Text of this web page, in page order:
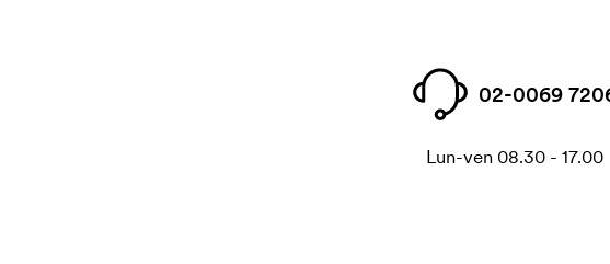
02-0069
Lun-ven 08.30 - 17.00